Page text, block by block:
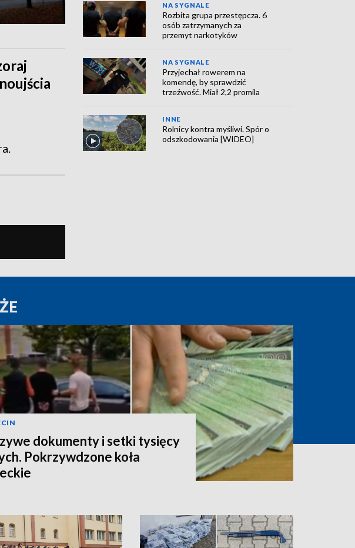
NA SYGNALE
Rozbita grupa przestępcza. 6
osób zatrzymanych za
przemyt narkotyków
NA SYGNALE
Przyjechał rowerem na
komendę, by sprawdzić
trzeźwość. Miał 2,2 promila
INNE
Rolnicy kontra myśliwi. Spór o
odszkodowania [WIDEO]
dokumenty i setki tysięcy
Pokrzywdzone koła